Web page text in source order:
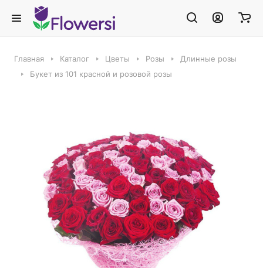
Главная Каталог Цветы Розы
Длинные розы
Букет из 101 красной и розовой розы